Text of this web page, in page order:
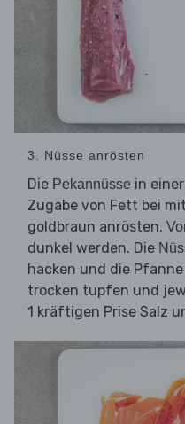
3. Nüsse anrösten
Die Pekannüsse in
Zugabe von Fett bei
goldbraun anrösten.
dunkel werden. Die
hacken und die
trocken tupfen und
1 kräftigen Prise Salz